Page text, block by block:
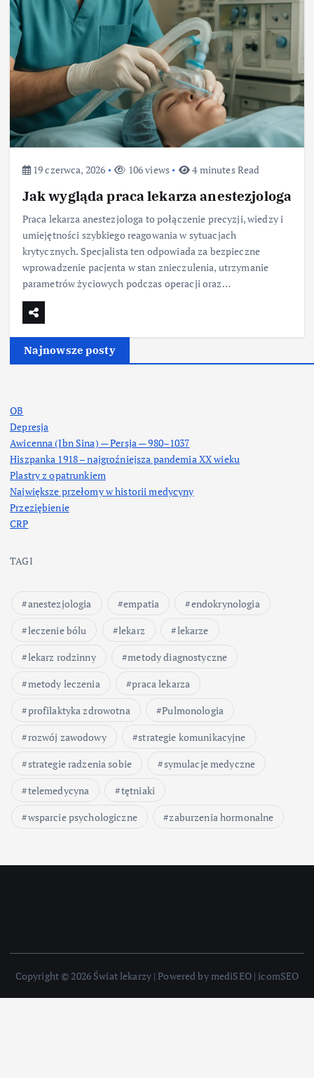
19 czerwca, 2026 106 views 4 minutes Read
Jak wygląda praca lekarza anestezjologa
Praca lekarza anestezjologa to połączenie precyzji, wiedzy i
umiejętności szybkiego reagowania w sytuacjach
krytycznych. Specjalista ten odpowiada za bezpieczne
wprowadzenie pacjenta w stan znieczulenia, utrzymanie
parametrów życiowych podczas operacji oraz…
Najnowsze posty
OB
Depresja
Awicenna (Ibn Sina) — Persja — 980–1037
Hiszpanka 1918 – najgroźniejsza pandemia XX wieku
Plastry z opatrunkiem
Największe przełomy w historii medycyny
Przeziębienie
CRP
TAGI
anestezjologia empatia
endokrynologia
leczenie bólu
lekarz
lekarze
lekarz rodzinny
metody diagnostyczne
metody leczenia
praca lekarza
profilaktyka zdrowotna
Pulmonologia
rozwój zawodowy
strategie komunikacyjne
strategie radzenia sobie
symulacje medyczne
telemedycyna
tętniaki
wsparcie psychologiczne
zaburzenia hormonalne
Copyright © 2026 Świat lekarzy | Powered by mediSEO | icomSEO